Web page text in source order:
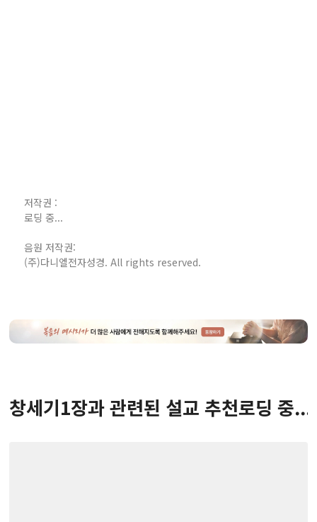
저작권 :
로딩 중...
음원 저작권:
(주)다니엘전자성경. All rights reserved.
창세기1장과 관련된 설교 추천로딩 중...